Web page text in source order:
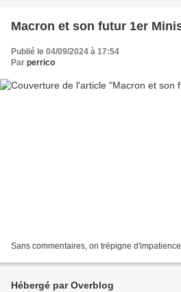
Macron et son futur 1er
Publié le 04/09/2024 à 17:54
Par perrico
Sans commentaires, on trépigne
Hébergé par Overblog